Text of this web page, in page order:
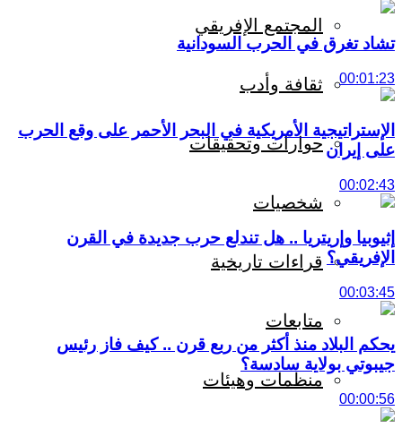
المجتمع الإفريقي
ثقافة وأدب
حوارات وتحقيقات
شخصيات
قراءات تاريخية
متابعات
منظمات وهيئات
تشاد تغرق في الحرب السودانية
00:01:23
الإستراتيجية الأمريكية في البحر الأحمر على وقع الحرب
على إيران
00:02:43
إثيوبيا وإريتريا .. هل تندلع حرب جديدة في القرن
الإفريقي؟
00:03:45
يحكم البلاد منذ أكثر من ربع قرن .. كيف فاز رئيس
جيبوتي بولاية سادسة؟
00:00:56